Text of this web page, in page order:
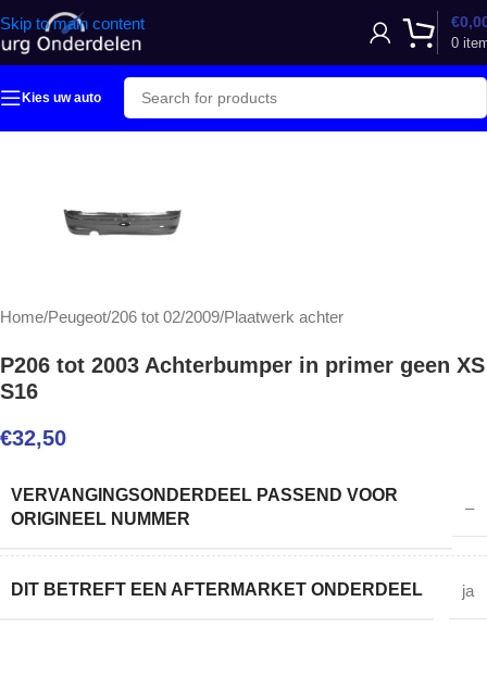
Skip to main content
0
€
Kies uw auto
Home/Peugeot/206 tot 02/2009/Plaatwerk achter
P206 tot 2003 Achterbumper in primer geen XS
S16
€32,50
VERVANGINGSONDERDEEL PASSEND VOOR
ORIGINEEL NUMMER
–
DIT BETREFT EEN AFTERMARKET ONDERDEEL ja